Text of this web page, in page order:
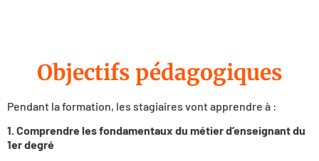
Objectifs pédagogiques
Pendant la formation, les stagiaires vont apprendre à :
1. Comprendre les fondamentaux du métier d’enseignant du
1er degré